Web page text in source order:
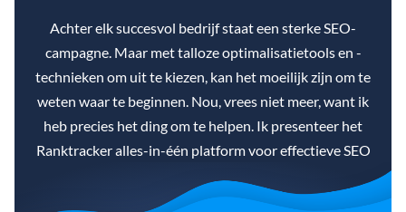
Achter elk succesvol bedrijf staat een sterke SEO-
campagne. Maar met talloze optimalisatietools en -
technieken om uit te kiezen, kan het moeilijk zijn om te
weten waar te beginnen. Nou, vrees niet meer, want ik
heb precies het ding om te helpen. Ik presenteer het
Ranktracker alles-in-één platform voor effectieve SEO